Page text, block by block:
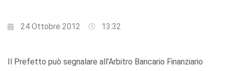
24 Ottobre 2012 13:32
Il Prefetto può segnalare all’Arbitro Bancario Finanziario